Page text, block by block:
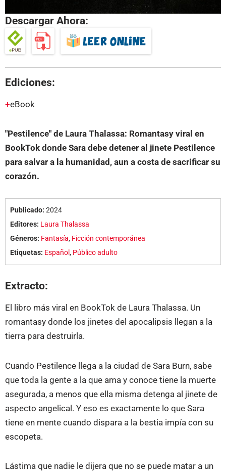
Descargar Ahora:
Ediciones:
eBook
"Pestilence" de Laura Thalassa: Romantasy viral en
BookTok donde Sara debe detener al jinete Pestilence
para salvar a la humanidad, aun a costa de sacrificar su
corazón.
Publicado: 2024
Editores: Laura Thalassa
Géneros: Fantasía, Ficción contemporánea
Etiquetas: Español, Público adulto
Extracto:
El libro más viral en BookTok de Laura Thalassa. Un
romantasy donde los jinetes del apocalipsis llegan a la
tierra para destruirla.
Cuando Pestilence llega a la ciudad de Sara Burn, sabe
que toda la gente a la que ama y conoce tiene la muerte
asegurada, a menos que ella misma detenga al jinete de
aspecto angelical. Y eso es exactamente lo que Sara
tiene en mente cuando dispara a la bestia impía con su
escopeta.
Lástima que nadie le dijera que no se puede matar a un